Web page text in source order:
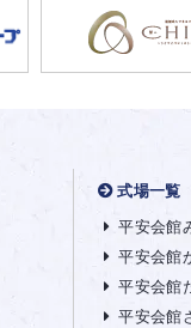
式場一覧
平安会館
平安会館
平安会館
平安会館